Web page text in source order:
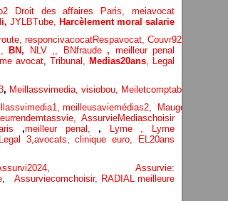
Droit des affaires Paris,meiavocat
JYLBTube, Harcèlement moral salarie
responcivacocatRespavocat, Couvr92,
BN, NLV ,, BNfraude, meilleur penal
avocat, Tribunal, Medias20ans, Legal
, Meillassvimedia, visiobou, Meiletcomptableparis
meilleusaviemédias2, Maugepodecep,
AssurvieMediaschoisir
,meilleur penal,, Lyme ,
Lyme
Legal 3,avocats, cliniqueeuro,
EL20ans
Assurvie:
,Assurviecomchoisir, RADIAL meilleure